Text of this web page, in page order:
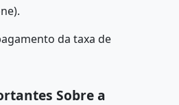
da taxa de
Sobre a